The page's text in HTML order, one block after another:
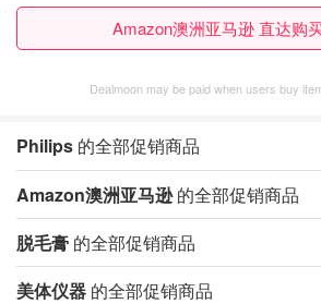
Amazon澳洲亚马逊 直达购
Dealmoon may be paid when users buy
Philips 的全部促销商品
Amazon澳洲亚马逊的全部促销商品
脱毛膏 的全部促销商品
美体仪器 的全部促销商品